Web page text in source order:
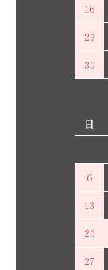
16
23
30
日
6
13
20
27